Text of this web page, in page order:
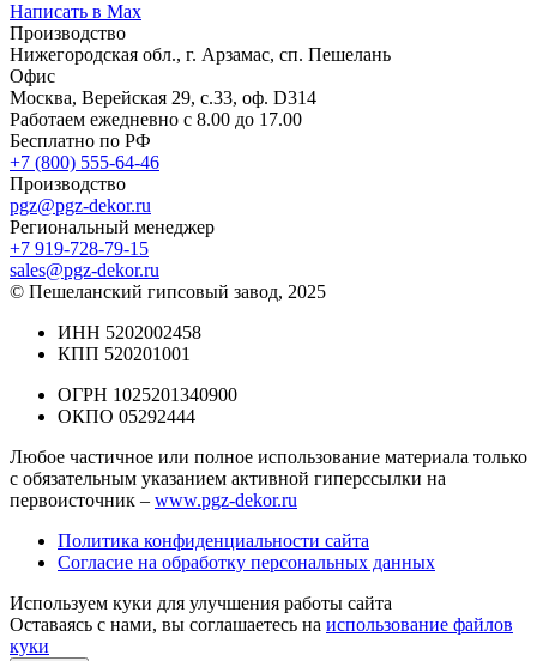
Написать в Max
Производство
Нижегородская обл., г. Арзамас, сп. Пешелань
Офис
Москва, Верейская 29, с.33, оф. D314
Работаем ежедневно с 8.00 до 17.00
Бесплатно по РФ
+7 (800) 555-64-46
Производство
pgz@pgz-dekor.ru
Региональный менеджер
+7 919-728-79-15
sales@pgz-dekor.ru
© Пешеланский гипсовый завод, 2025
ИНН 5202002458
КПП 520201001
ОГРН 1025201340900
ОКПО 05292444
Любое частичное или полное использование материала только
с обязательным указанием активной гиперссылки на
первоисточник – www.pgz-dekor.ru
Политика конфиденциальности сайта
Согласие на обработку персональных данных
Используем куки для улучшения работы сайта
Оставаясь с нами, вы соглашаетесь на использование файлов
куки